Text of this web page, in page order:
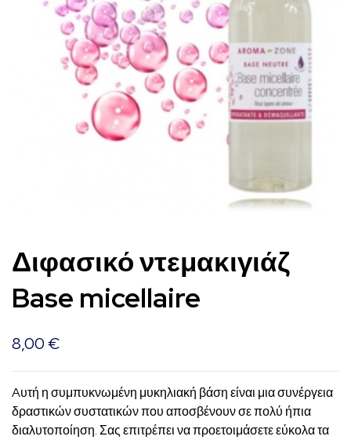
Διφασικό ντεμακιγιάζ
Base micellaire
8,00€
Aυτή η συμπυκνωμένη μυκηλιακή βάση είναι μια συνέργεια
δραστικών συστατικών που αποσβένουν σε πολύ ήπια
διαλυτοποίηση. Σας επιτρέπει να προετοιμάσετε εύκολα τα